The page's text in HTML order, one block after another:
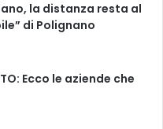
la distanza resta al
di Polignano
Ecco le aziende che